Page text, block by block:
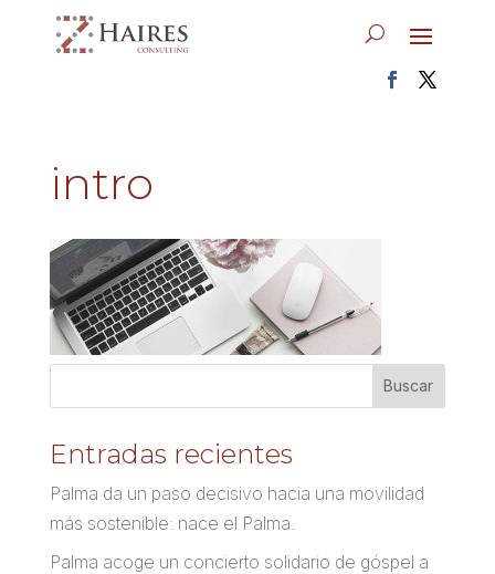
intro
Entradas recientes
Palma da un paso decisivo hacia una movilidad
más sostenible: nace el Palma.
Palma acoge un concierto solidario de góspel a